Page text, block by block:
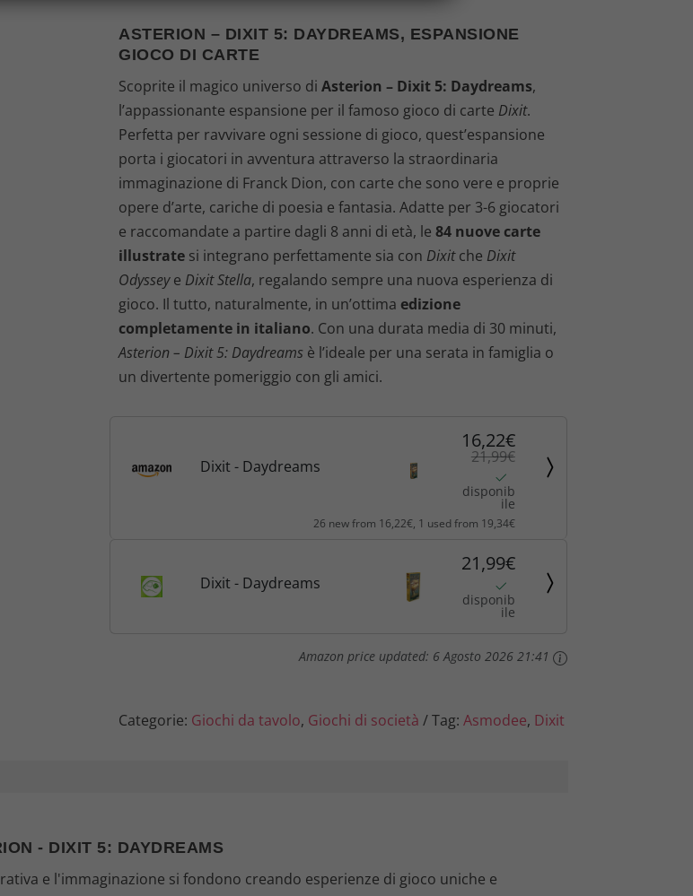
e
z
z
o
o
r
i
g
i
l
r
2
9
e
z
z
o
a
t
t
u
a
:
2
ASTERION – DIXIT 5: DAYDREAMS, ESPANSIONE
GIOCO DI CARTE
Scoprite il magico universo diAsterion – Dixit 5: Daydreams,
l’appassionante espansione per il famoso gioco di carte Dixit.
Perfetta per ravvivare ogni sessione di gioco, quest’espansione
porta i giocatori in avventura attraverso la straordinaria
immaginazione di Franck Dion, con carte che sono vere e proprie
opere d’arte, cariche di poesia e fantasia. Adatte per 3-6 giocatori
e raccomandate a partire dagli 8 anni di età, le84 nuove carte
illustrate si integrano perfettamente sia con Dixitche Dixit
Odysseye Dixit Stella, regalando sempre una nuova esperienza di
gioco. Il tutto, naturalmente, in un’ottima edizione
completamente in italiano. Con una durata media di 30 minuti,
Asterion – Dixit 5: Daydreams è l’ideale per una serata in famiglia o
un divertente pomeriggio con gli amici.
Dixit - Daydreams
16,22€
21,99€
disponib
ile
26 new from 16,22€, 1 used from 19,34€
Dixit - Daydreams
21,99€
disponib
ile
Amazon price updated: 6 Agosto 2026 21:41
Categorie: Giochi da tavolo, Giochi di società Tag:Asmodee, Dixit
- DIXIT 5: DAYDREAMS
e l'immaginazione si fondono creando esperienze di gioco uniche e